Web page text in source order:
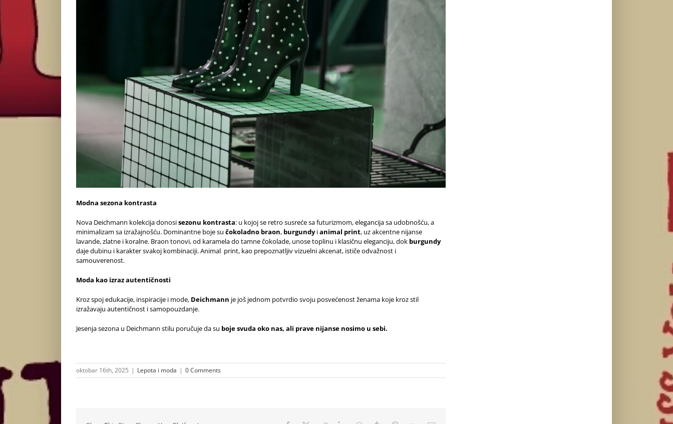
Modna sezona kontrasta
Nova Deichmann kolekcija donosisezonu kontrasta: u kojoj se retro susreće sa futurizmom, elegancija sa udobnošću, a
minimalizam sa izražajnošću. Dominantne boje su čokoladno braon, burgundyianimal print, uz akcentne nijanse
lavande, zlatne i koralne. Braon tonovi, od karamela do tamne čokolade, unose toplinu i klasičnu eleganciju, dok burgundy
daje dubinu i karakter svakoj kombinaciji. Animal print, kao prepoznatljiv vizuelni akcenat, ističe odvažnost i
samouverenost.
Moda kao izraz autentičnosti
Kroz spoj edukacije, inspiracije i mode, Deichmann je još jednom potvrdio svoju posvećenost ženama koje kroz stil
izražavaju autentičnost i samopouzdanje.
Jesenja sezona u Deichmann stilu poručuje da su boje svuda oko nas, ali prave nijanse nosimo u sebi.
oktobar 16th, 2025 | Lepota i moda | 0 Comments